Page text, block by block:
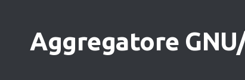
Aggregatore